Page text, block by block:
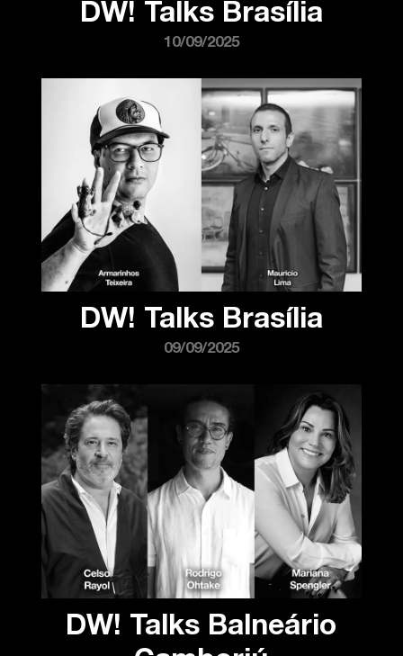
DW! Talks Brasília
10/09/2025
DW! Talks Brasília
09/09/2025
DW! Talks Balneário